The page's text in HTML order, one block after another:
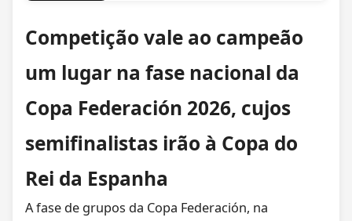
Competição vale ao campeão
um lugar na fase nacional da
Copa Federación 2026, cujos
semifinalistas irão à Copa do
Rei da Espanha
A fase de grupos da Copa Federación, na